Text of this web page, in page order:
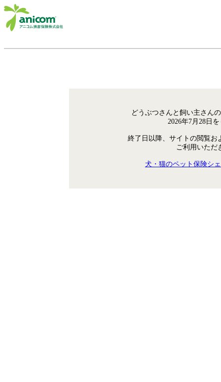
どうぶつさんと飼い主さん
2026年7月28日
終了日以降、サイトの閲覧お
ご利用いただ
犬・猫のペット保険シ